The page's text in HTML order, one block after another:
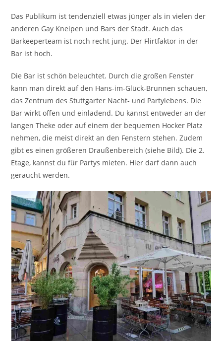
Das Publikum ist tendenziell etwas jünger als in vielen der
anderen Gay Kneipen und Bars der Stadt. Auch das
Barkeeperteam ist noch recht jung. Der Flirtfaktor in der
Bar ist hoch.
Die Bar ist schön beleuchtet. Durch die großen Fenster
kann man direkt auf den Hans-im-Glück-Brunnen schauen,
das Zentrum des Stuttgarter Nacht- und Partylebens. Die
Bar wirkt offen und einladend. Du kannst entweder an der
langen Theke oder auf einem der bequemen Hocker Platz
nehmen, die meist direkt an den Fenstern stehen. Zudem
gibt es einen größeren Draußenbereich (siehe Bild). Die 2.
Etage, kannst du für Partys mieten. Hier darf dann auch
geraucht werden.